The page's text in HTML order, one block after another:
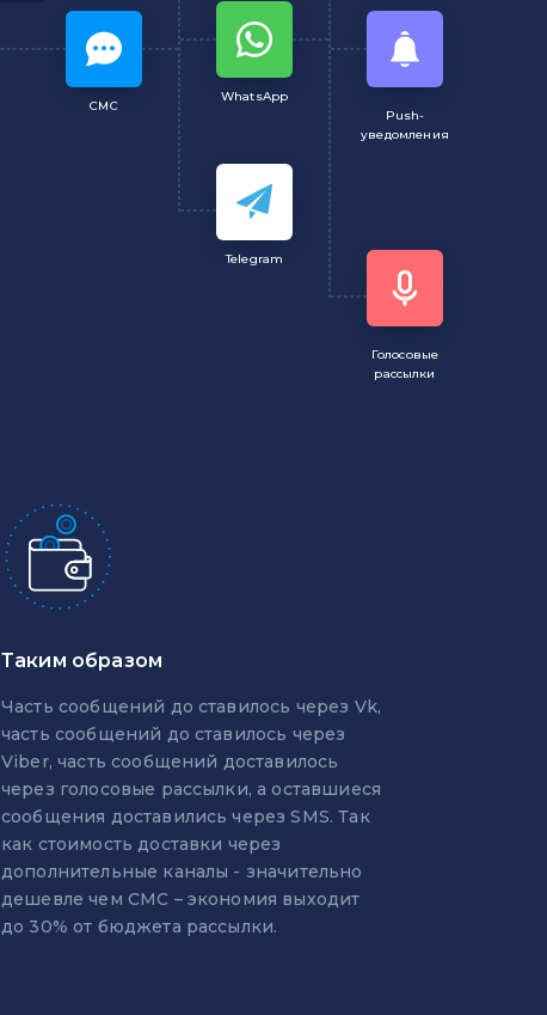
СМС
WhatsApp
Telegram
Push-
уведомления
Голосовые
рассылки
Таким образом
Часть сообщений до ставилось через Vk,
часть сообщений до ставилось через
Viber, часть сообщений доставилось
через голосовые рассылки, а оставшиеся
сообщения доставились через SMS. Так
как стоимость доставки через
дополнительные каналы - значительно
дешевле чем СМС – экономия выходит
до 30% от бюджета рассылки.